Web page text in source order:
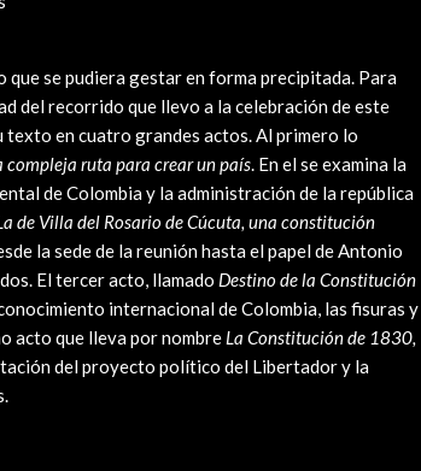
que se pudiera gestar en forma precipitada. Para
del recorrido que llevo a la celebración de este
en cuatro grandes actos. Al primero lo
compleja ruta para crear un país. En el se examina la
de Colombia y la administración de la república
de Villa del Rosario de Cúcuta, una constitución
la sede de la reunión hasta el papel de Antonio
El tercer acto, llamado Destino de la Constitución
internacional de Colombia, las fisuras y
acto que lleva por nombre La Constitución de 1830,
del proyecto político del Libertador y la